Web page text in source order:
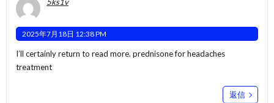
2025年7月18日 12:38 PM
I’ll certainly return to read more. prednisone for headaches
treatment
返信